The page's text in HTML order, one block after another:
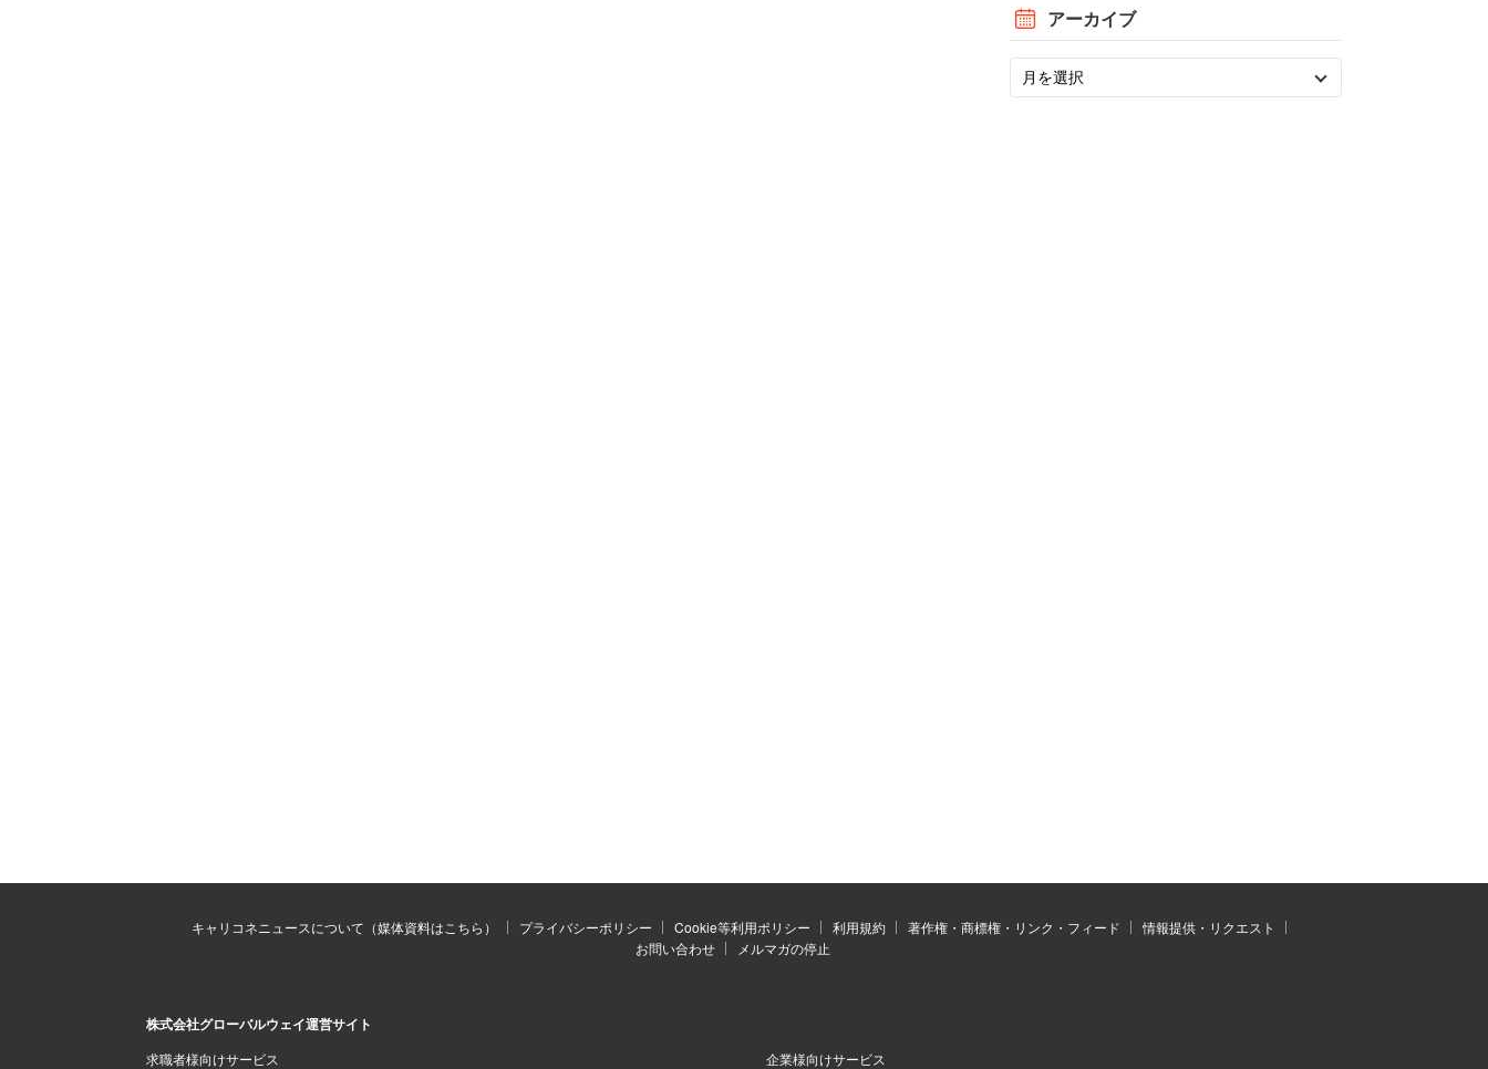
アーカイブ
キャリコネニュースについて（媒体資料はこちら） プライバシーポリシー Cookie等利用ポリシー 利用規約 著作権・商標権・リンク・フィード
情報提供・リクエスト
お問い合わせ
メルマガの停止
株式会社グローバルウェイ運営サイト
求職者様向けサービス 企業様向けサービス